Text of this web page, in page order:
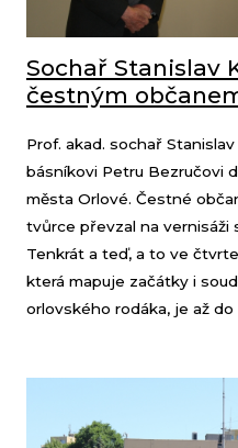
Sochař Stanislav
čestným
Prof. akad. sochař
básníkovi Petru Bezručovi
města Orlové. Čestné
tvůrce převzal na vernisáži
Tenkrát a teď, a to ve
která mapuje začátky i
orlovského rodáka, je až do